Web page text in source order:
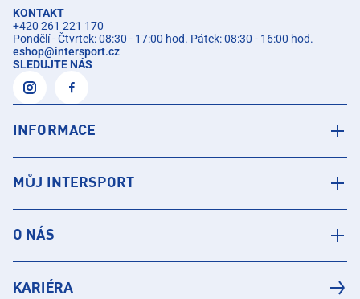
KONTAKT
+420 261 221 170
Pondělí - Čtvrtek: 08:30 - 17:00 hod. Pátek: 08:30 - 16:00 hod.
eshop@intersport.cz
SLEDUJTE NÁS
INFORMACE
MŮJ INTERSPORT
O NÁS
KARIÉRA